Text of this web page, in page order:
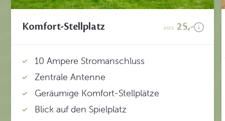
Komfort-Stellplatz aus 25,-
10 Ampere Stromanschluss
Zentrale Antenne
Geräumige Komfort-Stellplätze
Blick auf den Spielplatz